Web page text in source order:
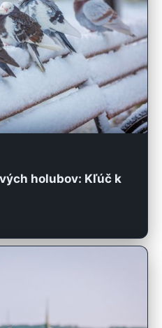
holubov: Kľúč k